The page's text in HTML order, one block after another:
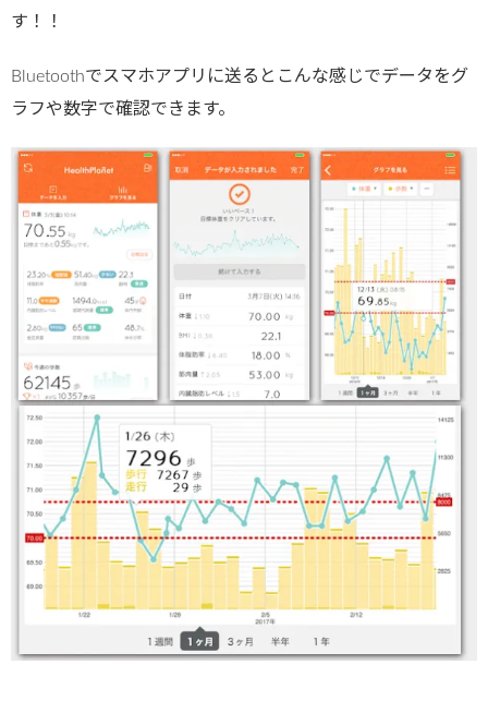
す！！
Bluetoothでスマホアプリに送るとこんな感じでデータをグ
ラフや数字で確認できます。